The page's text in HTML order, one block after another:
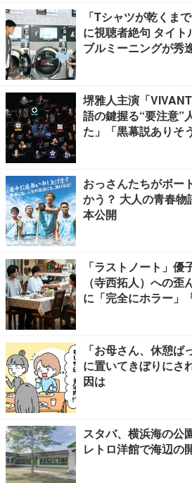
「Tシャツが乾くま
に視聴者絶句 タイ
ブルミーニングが秀
堺雅人主演「
語の鍵握る“要注意”
た」「黒幕説ありそ
おっさんたちがボー
かう？ 大人の青春物
本公開
「ラストノート」
（寺西拓人）への
に「完全にホラー」
「お母さん、休憩
に置いてきぼりにさ
因は
スタバ、横浜海の公
レトロ洋館で海辺の